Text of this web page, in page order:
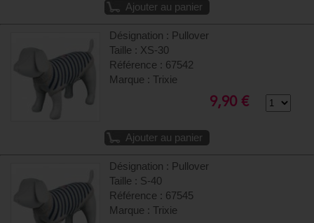
Ajouter au panier
Désignation : Pullover
Taille : XS-30
Référence : 67542
Marque : Trixie
9,90 €
Ajouter au panier
Désignation : Pullover
Taille : S-40
Référence : 67545
Marque : Trixie